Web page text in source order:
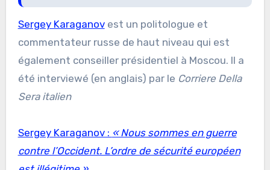
Sergey Karaganovest un politologue et
commentateur russe de haut niveau qui est
également conseiller présidentiel à Moscou. Il a
été interviewé (en anglais) par le Corriere Della
Sera italien
Sergey Karaganov : « Nous sommes en guerre
contre l’Occident. L’ordre de sécurité européen